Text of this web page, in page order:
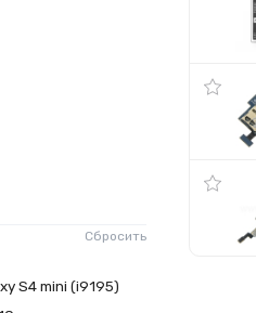
Сбросить
S4 mini (i9195)